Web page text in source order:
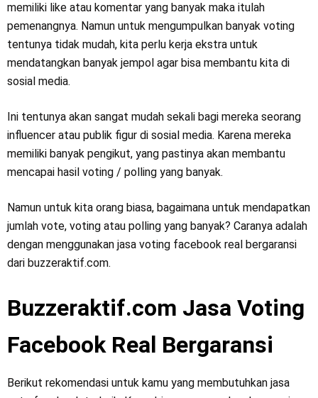
memiliki like atau komentar yang banyak maka itulah
pemenangnya. Namun untuk mengumpulkan banyak voting
tentunya tidak mudah, kita perlu kerja ekstra untuk
mendatangkan banyak jempol agar bisa membantu kita di
sosial media.
Ini tentunya akan sangat mudah sekali bagi mereka seorang
influencer atau publik figur di sosial media. Karena mereka
memiliki banyak pengikut, yang pastinya akan membantu
mencapai hasil voting / polling yang banyak.
Namun untuk kita orang biasa, bagaimana untuk mendapatkan
jumlah vote, voting atau polling yang banyak? Caranya adalah
dengan menggunakan jasa voting facebook real bergaransi
dari buzzeraktif.com.
Buzzeraktif.com Jasa Voting
Facebook Real Bergaransi
Berikut rekomendasi untuk kamu yang membutuhkan jasa